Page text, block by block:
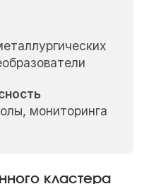
мониторинга
кластера